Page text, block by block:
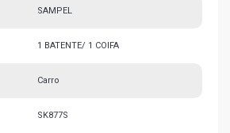
SAMPEL
1 BATENTE/ 1 COIFA
Carro
SK877S